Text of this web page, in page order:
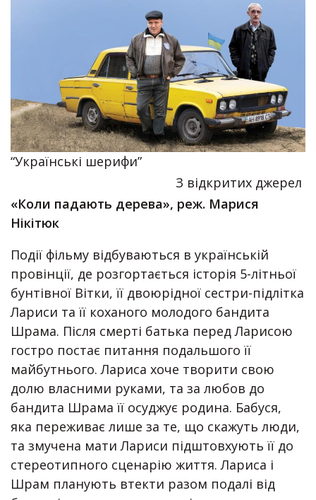
“Українські шерифи”
З відкритих джерел
«Коли падають дерева», реж. Марися
Нікітюк
Події фільму відбуваються в українській
провінції, де розгортається історія 5-літньої
бунтівної Вітки, її двоюрідної сестри-підлітка
Лариси та її коханого молодого бандита
Шрама. Після смерті батька перед Ларисою
гостро постає питання подальшого її
майбутнього. Лариса хоче творити свою
долю власними руками, та за любов до
бандита Шрама її осуджує родина. Бабуся,
яка переживає лише за те, що скажуть люди,
та змучена мати Лариси підштовхують її до
стереотипного сценарію життя. Лариса і
Шрам планують втекти разом подалі від